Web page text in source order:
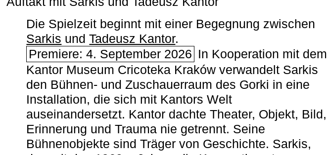
Die Spielzeit beginnt mit einer Begegnung zwischen
Sarkis undTadeusz Kantor.
Premiere: 4. September 2026 In Kooperation mit dem
Kantor Museum Cricoteka Kraków verwandelt Sarkis
den Bühnen- und Zuschauerraum des Gorki in eine
Installation, die sich mit Kantors Welt
auseinandersetzt. Kantor dachte Theater, Objekt, Bild,
Erinnerung und Trauma nie getrennt. Seine
Bühnenobjekte sind Träger von Geschichte. Sarkis,